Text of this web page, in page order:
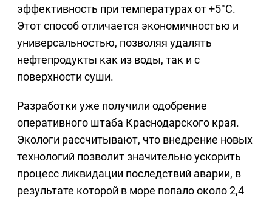
эффективность при температурах от +5°C.
Этот способ отличается экономичностью и
универсальностью, позволяя удалять
нефтепродукты как из воды, так и с
поверхности суши.
Разработки уже получили одобрение
оперативного штаба Краснодарского края.
Экологи рассчитывают, что внедрение новых
технологий позволит значительно ускорить
процесс ликвидации последствий аварии, в
результате которой в море попало около 2,4